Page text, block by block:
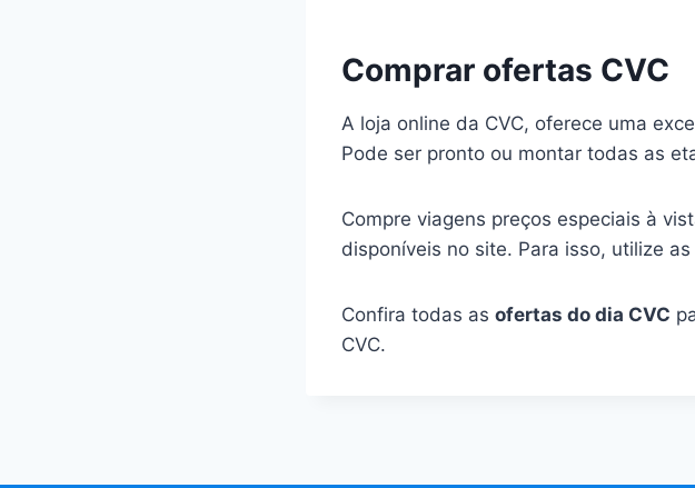
Comprar ofertas CVC
A loja online da CVC, oferece uma
Pode ser pronto ou montar todas as
Compre viagens preços especiais à
disponíveis no site. Para isso, utilize
Confira todas as ofertas do dia CVC
CVC.